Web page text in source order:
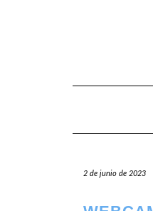
2 de junio de 2023